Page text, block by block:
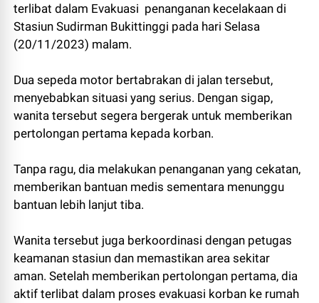
terlibat dalam Evakuasi penanganan kecelakaan di
Stasiun Sudirman Bukittinggi pada hari Selasa
(20/11/2023) malam.
Dua sepeda motor bertabrakan di jalan tersebut,
menyebabkan situasi yang serius. Dengan sigap,
wanita tersebut segera bergerak untuk memberikan
pertolongan pertama kepada korban.
Tanpa ragu, dia melakukan penanganan yang cekatan,
memberikan bantuan medis sementara menunggu
bantuan lebih lanjut tiba.
Wanita tersebut juga berkoordinasi dengan petugas
keamanan stasiun dan memastikan area sekitar
aman. Setelah memberikan pertolongan pertama, dia
aktif terlibat dalam proses evakuasi korban ke rumah